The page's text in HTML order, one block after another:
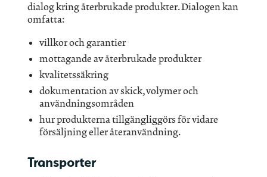
dialog kring återbrukade produkter. Dialogen kan
omfatta:
villkor och garantier
mottagande av återbrukade produkter
kvalitetssäkring
dokumentation av skick, volymer och
användningsområden
hur produkterna tillgängliggörs för vidare
försäljning eller återanvändning.
Transporter